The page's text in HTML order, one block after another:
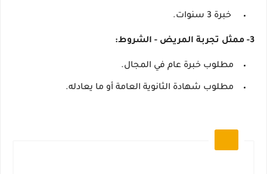
خبرة 3 سنوات.
3- ممثل تجربة المريض - الشروط:
مطلوب خبرة عام في المجال.
مطلوب شهادة الثانوية العامة أو ما يعادله.